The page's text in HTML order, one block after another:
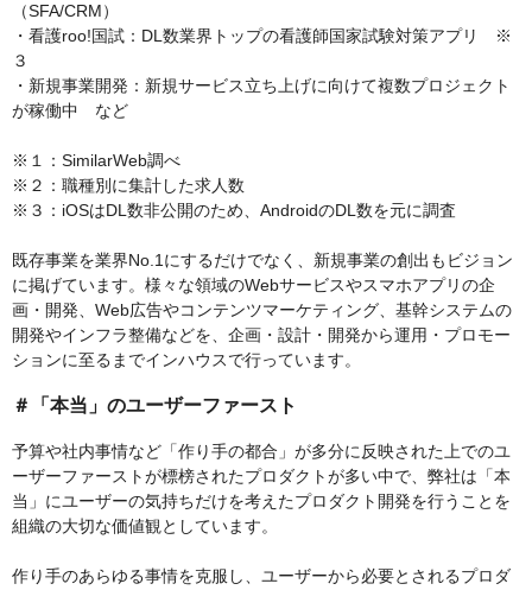
（SFA/CRM）
・看護roo!国試：DL数業界トップの看護師国家試験対策アプリ ※
３
・新規事業開発：新規サービス立ち上げに向けて複数プロジェクト
が稼働中 など
※１：SimilarWeb調べ
※２：職種別に集計した求人数
※３：iOSはDL数非公開のため、AndroidのDL数を元に調査
既存事業を業界No.1にするだけでなく、新規事業の創出もビジョン
に掲げています。様々な領域のWebサービスやスマホアプリの企
画・開発、Web広告やコンテンツマーケティング、基幹システムの
開発やインフラ整備などを、企画・設計・開発から運用・プロモー
ションに至るまでインハウスで行っています。
＃「本当」のユーザーファースト
予算や社内事情など「作り手の都合」が多分に反映された上でのユ
ーザーファーストが標榜されたプロダクトが多い中で、弊社は「本
当」にユーザーの気持ちだけを考えたプロダクト開発を行うことを
組織の大切な価値観としています。
作り手のあらゆる事情を克服し、ユーザーから必要とされるプロダ